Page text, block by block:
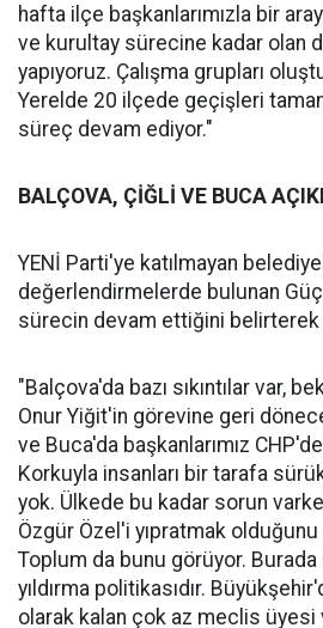
hafta ilçe başkanlarımızla bir
ve kurultay sürecine kadar olan
yapıyoruz. Çalışma grupları
Yerelde 20 ilçede geçişleri
süreç devam ediyor."
BALÇOVA, ÇİĞLİ VE BUCA
YENİ Parti'ye katılmayan
değerlendirmelerde bulunan
sürecin devam ettiğini belirterek
"Balçova'da bazı sıkıntılar var,
Onur Yiğit'in görevine geri
ve Buca'da başkanlarımız
Korkuyla insanları bir tarafa
yok. Ülkede bu kadar sorun
Özgür Özel'i yıpratmak
Toplum da bunu görüyor.
yıldırma politikasıdır.
olarak kalan çok az meclis üyesi